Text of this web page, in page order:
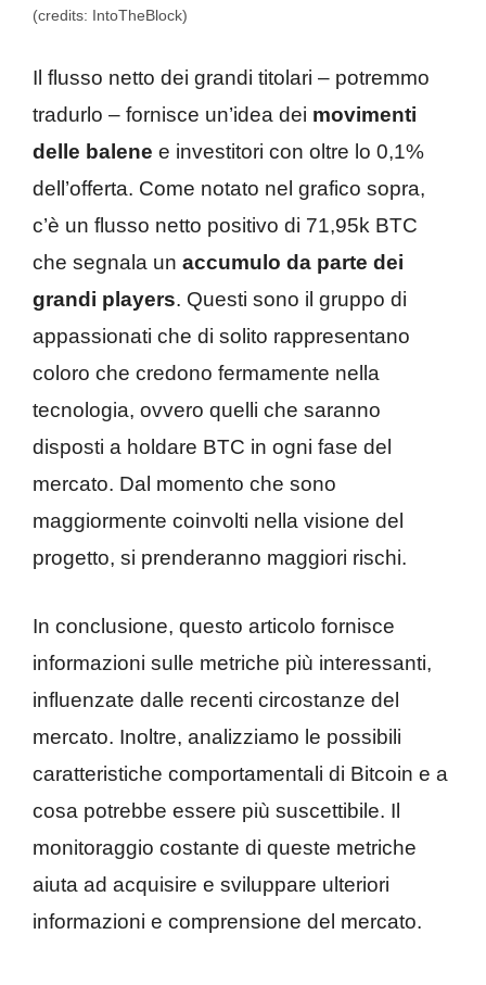
(credits: IntoTheBlock)
Il flusso netto dei grandi titolari – potremmo
tradurlo – fornisce un’idea dei movimenti
delle balene e investitori con oltre lo 0,1%
dell’offerta. Come notato nel grafico sopra,
c’è un flusso netto positivo di 71,95k BTC
che segnala un accumulo da parte dei
grandi players. Questi sono il gruppo di
appassionati che di solito rappresentano
coloro che credono fermamente nella
tecnologia, ovvero quelli che saranno
disposti a holdare BTC in ogni fase del
mercato. Dal momento che sono
maggiormente coinvolti nella visione del
progetto, si prenderanno maggiori rischi.
In conclusione, questo articolo fornisce
informazioni sulle metriche più interessanti,
influenzate dalle recenti circostanze del
mercato. Inoltre, analizziamo le possibili
caratteristiche comportamentali di Bitcoin e a
cosa potrebbe essere più suscettibile. Il
monitoraggio costante di queste metriche
aiuta ad acquisire e sviluppare ulteriori
informazioni e comprensione del mercato.